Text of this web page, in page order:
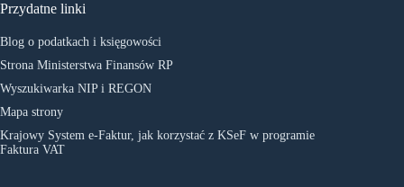
Przydatne linki
Blog o podatkach i księgowości
Strona Ministerstwa Finansów RP
Wyszukiwarka NIP i REGON
Mapa strony
Krajowy System e-Faktur, jak korzystać z KSeF w programie
Faktura VAT